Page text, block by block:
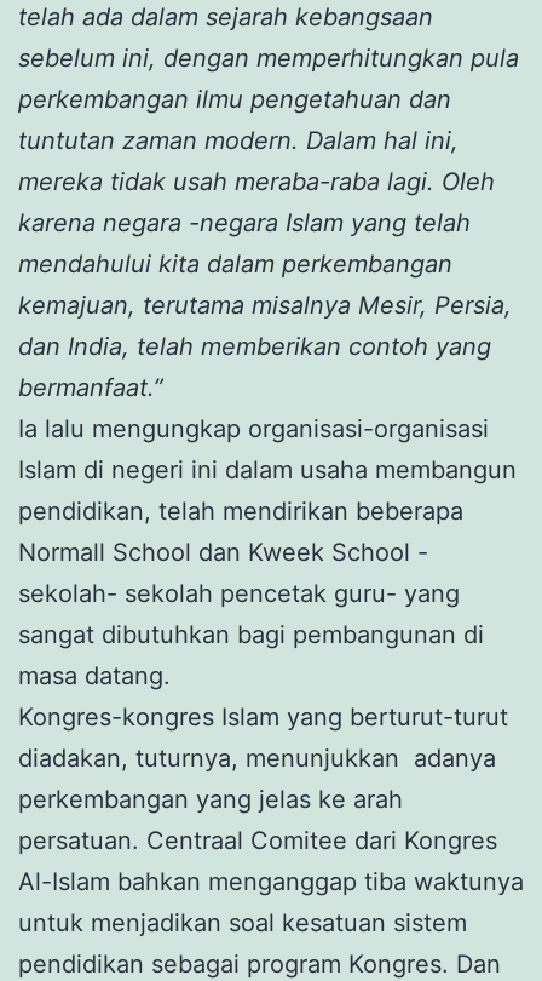
telah ada dalam sejarah kebangsaan
sebelum ini, dengan memperhitungkan pula
perkembangan ilmu pengetahuan dan
tuntutan zaman modern. Dalam hal ini,
mereka tidak usah meraba-raba lagi. Oleh
karena negara -negara Islam yang telah
mendahului kita dalam perkembangan
kemajuan, terutama misalnya Mesir, Persia,
dan India, telah memberikan contoh yang
bermanfaat.”
Ia lalu mengungkap organisasi-organisasi
Islam di negeri ini dalam usaha membangun
pendidikan, telah mendirikan beberapa
Normall School dan Kweek School -
sekolah- sekolah pencetak guru- yang
sangat dibutuhkan bagi pembangunan di
masa datang.
Kongres-kongres Islam yang berturut-turut
diadakan, tuturnya, menunjukkan adanya
perkembangan yang jelas ke arah
persatuan. Centraal Comitee dari Kongres
Al-Islam bahkan menganggap tiba waktunya
untuk menjadikan soal kesatuan sistem
pendidikan sebagai program Kongres. Dan